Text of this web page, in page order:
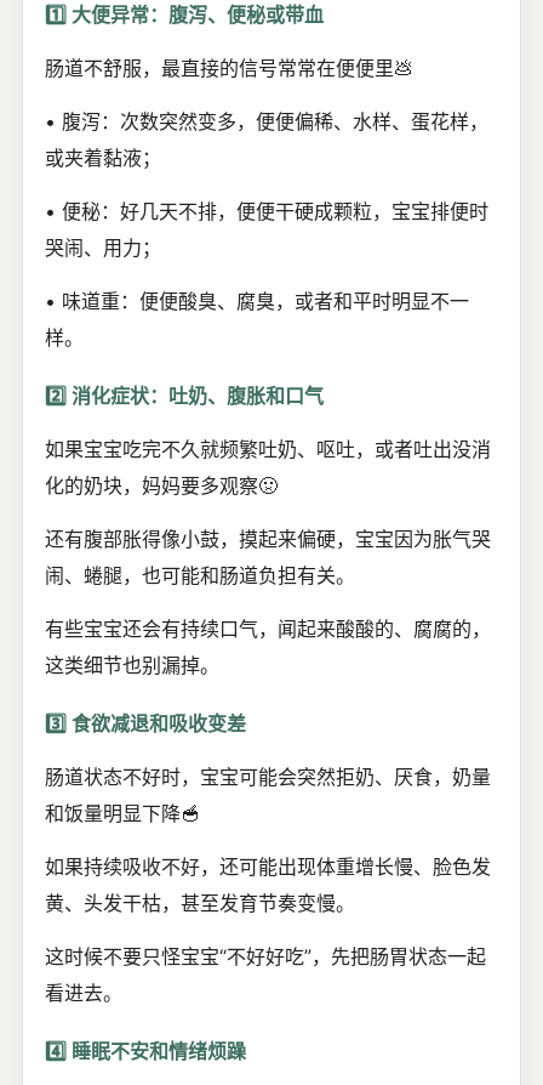
1️⃣ 大便异常：腹泻、便秘或带血
肠道不舒服，最直接的信号常常在便便里💩
• 腹泻：次数突然变多，便便偏稀、水样、蛋花样，
或夹着黏液；
• 便秘：好几天不排，便便干硬成颗粒，宝宝排便时
哭闹、用力；
• 味道重：便便酸臭、腐臭，或者和平时明显不一
样。
2️⃣ 消化症状：吐奶、腹胀和口气
如果宝宝吃完不久就频繁吐奶、呕吐，或者吐出没消
化的奶块，妈妈要多观察🤢
还有腹部胀得像小鼓，摸起来偏硬，宝宝因为胀气哭
闹、蜷腿，也可能和肠道负担有关。
有些宝宝还会有持续口气，闻起来酸酸的、腐腐的，
这类细节也别漏掉。
3️⃣ 食欲减退和吸收变差
肠道状态不好时，宝宝可能会突然拒奶、厌食，奶量
和饭量明显下降🥣
如果持续吸收不好，还可能出现体重增长慢、脸色发
黄、头发干枯，甚至发育节奏变慢。
这时候不要只怪宝宝“不好好吃”，先把肠胃状态一起
看进去。
4️⃣ 睡眠不安和情绪烦躁